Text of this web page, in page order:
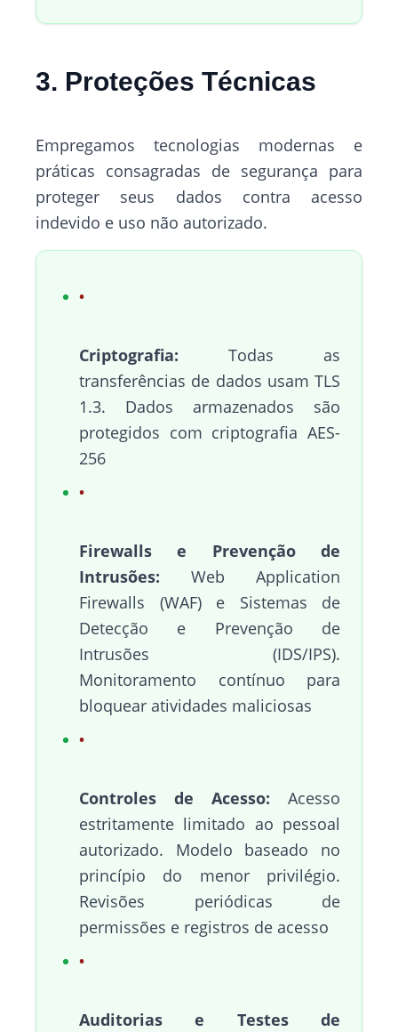
3. Proteções Técnicas
Empregamos tecnologias modernas e
práticas consagradas de segurança para
proteger seus dados contra acesso
indevido e uso não autorizado.
Criptografia: Todas as
transferências de dados usam TLS
1.3. Dados armazenados são
protegidos com criptografia AES-
256
Firewalls e Prevenção de
Intrusões: Web Application
Firewalls (WAF) e Sistemas de
Detecção e Prevenção de
Intrusões (IDS/IPS).
Monitoramento contínuo para
bloquear atividades maliciosas
Controles de Acesso: Acesso
estritamente limitado ao pessoal
autorizado. Modelo baseado no
princípio do menor privilégio.
Revisões periódicas de
permissões e registros de acesso
Auditorias e Testes de